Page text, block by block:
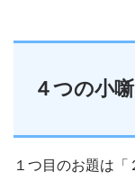
４つの小噺
１つ目のお題は「